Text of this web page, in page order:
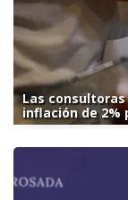
Las
inflación de 2%